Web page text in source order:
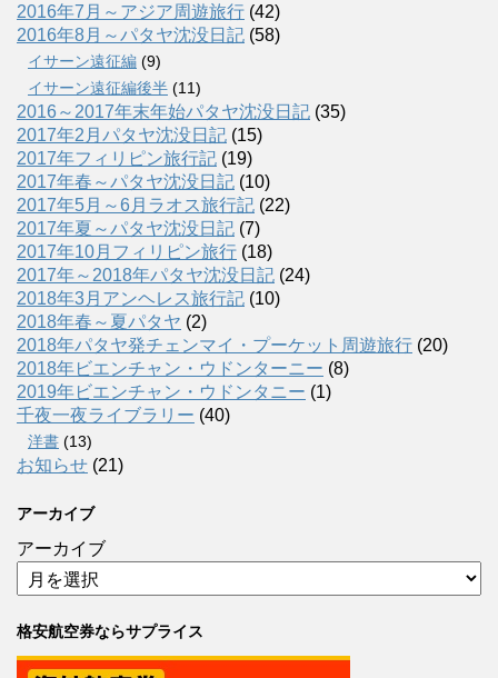
2016年7月～アジア周遊旅行 (42)
2016年8月～パタヤ沈没日記 (58)
イサーン遠征編 (9)
イサーン遠征編後半 (11)
2016～2017年末年始パタヤ沈没日記 (35)
2017年2月パタヤ沈没日記 (15)
2017年フィリピン旅行記 (19)
2017年春～パタヤ沈没日記 (10)
2017年5月～6月ラオス旅行記 (22)
2017年夏～パタヤ沈没日記 (7)
2017年10月フィリピン旅行 (18)
2017年～2018年パタヤ沈没日記 (24)
2018年3月アンヘレス旅行記 (10)
2018年春～夏パタヤ (2)
2018年パタヤ発チェンマイ・プーケット周遊旅行 (20)
2018年ビエンチャン・ウドンターニー (8)
2019年ビエンチャン・ウドンタニー (1)
千夜一夜ライブラリー (40)
洋書 (13)
お知らせ (21)
アーカイブ
アーカイブ
格安航空券ならサプライス